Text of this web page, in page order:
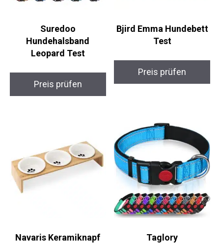
Suredoo
Hundehalsband
Leopard Test
Preis prüfen
Bjird Emma Hundebett
Test
Preis prüfen
Navaris Keramiknapf
Taglory